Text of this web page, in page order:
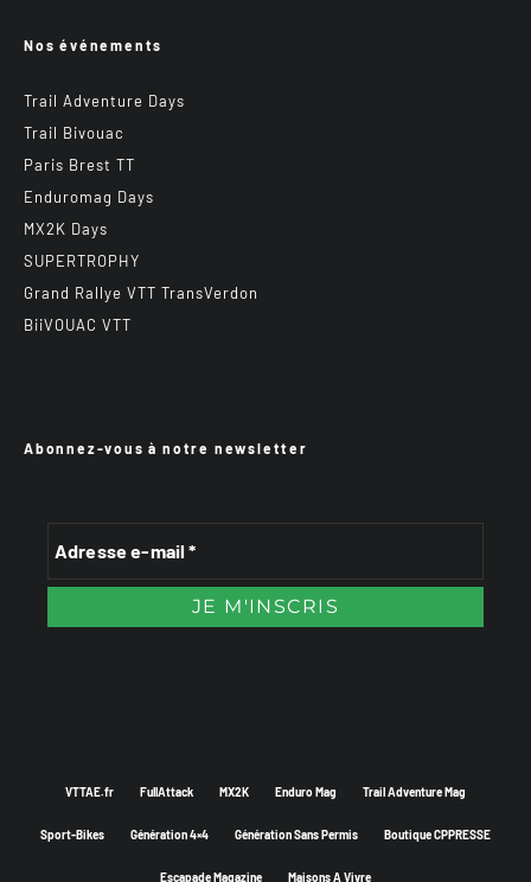
Nos événements
Trail Adventure Days
Trail Bivouac
Paris Brest TT
Enduromag Days
MX2K Days
SUPERTROPHY
Grand Rallye VTT TransVerdon
BiiVOUAC VTT
Abonnez-vous à notre newsletter
VTTAE.fr FullAttack MX2K Enduro Mag Trail Adventure Mag
Sport-Bikes Génération 4×4 Génération Sans Permis Boutique CPPRESSE
Escapade Magazine Maisons A Vivre